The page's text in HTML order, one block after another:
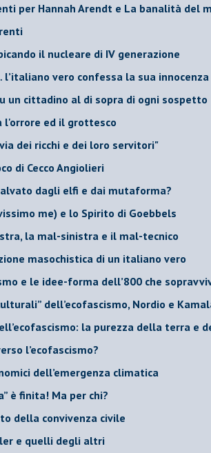
per Hannah Arendt e La banalità del
il nucleare di IV generazione
l’italiano vero confessa la sua innocenza
un cittadino al di sopra di ogni sospetto
l'orrore ed il grottesco
dei ricchi e dei loro servitori"
di Cecco Angiolieri
dagli elfi e dai mutaforma?
me) e lo Spirito di Goebbels
la mal-sinistra e il mal-tecnico
masochistica di un italiano vero
e le idee-forma dell’800 che
dell’ecofascismo, Nordio e
la purezza della terra e
l’ecofascismo?
dell’emergenza climatica
è finita! Ma per chi?
della convivenza civile
e quelli degli altri